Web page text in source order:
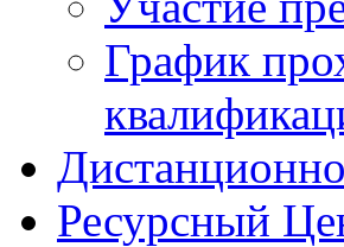
График
Ресурсный